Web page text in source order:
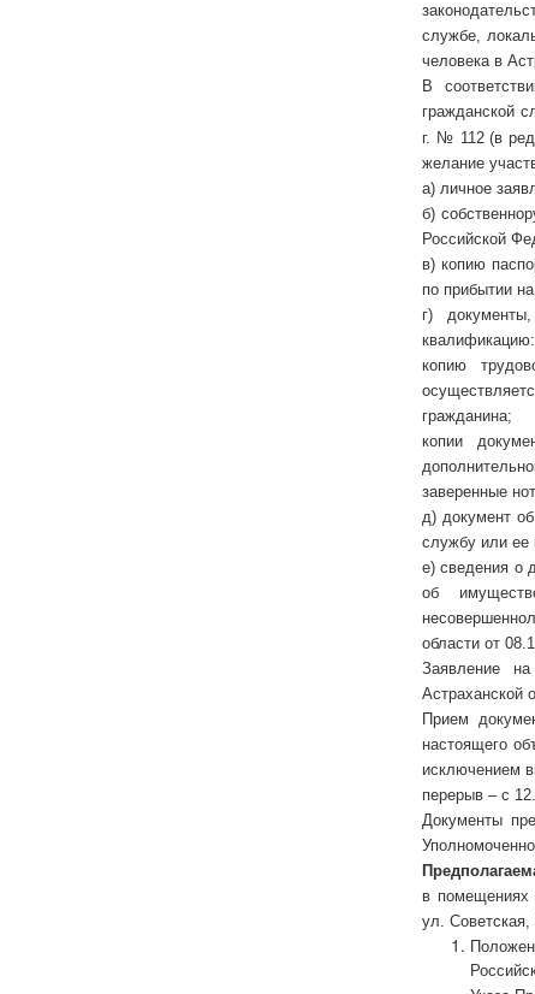
службе,
человека в
В
гражданской
г. № 112 (в
желание
а) личное
б)
Российской
в) копию
по прибытии
г)
квалификацию:
копию
гражданина;
копии
заверенные
д) документ
службу или ее
е) сведения о
об
области от
Заявление
Астраханской
Прием
настоящего
исключением
перерыв – с
Документы
в помещениях
ул.